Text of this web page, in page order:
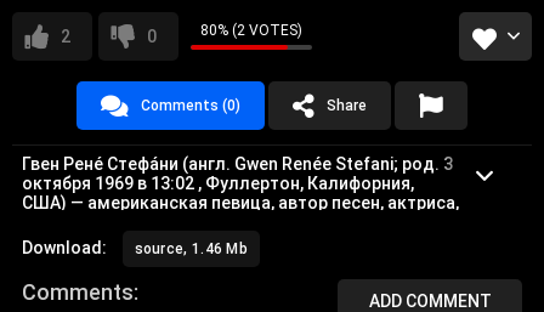
2 0 80% (2 VOTES)
Comments (0) Share
Гвен Рене́ Стефа́ни (англ. Gwen Renée Stefani; род. 3
октября 1969 в 13:02 , Фуллертон, Калифорния,
США) — американская певица, автор песен, актриса,
рок-группы No Doubt (с 1986 года), лауреат 46
музыкальных наград.
Download: source, 1.46 Mb
ADD COMMENT
Comments